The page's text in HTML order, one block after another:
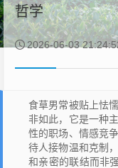
哲学
2026-06-03
食草男常被贴上怯
非如此，它是一种
性的职场、情感竞
待人接物温和克制
和亲密的联结而非